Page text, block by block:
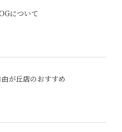
について
が丘店のおすすめ